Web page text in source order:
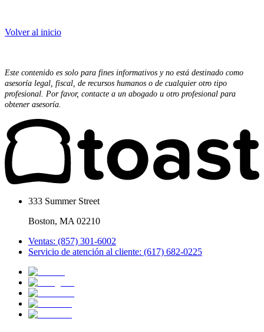
Volver al inicio
Este contenido es solo para fines informativos y no está destinado como
asesoría legal, fiscal, de recursos humanos o de cualquier otro tipo
profesional. Por favor, contacte a un abogado u otro profesional para
obtener asesoría.
333 Summer Street
Boston, MA 02210
Ventas: (857) 301-6002
Servicio de atención al cliente: (617) 682-0225